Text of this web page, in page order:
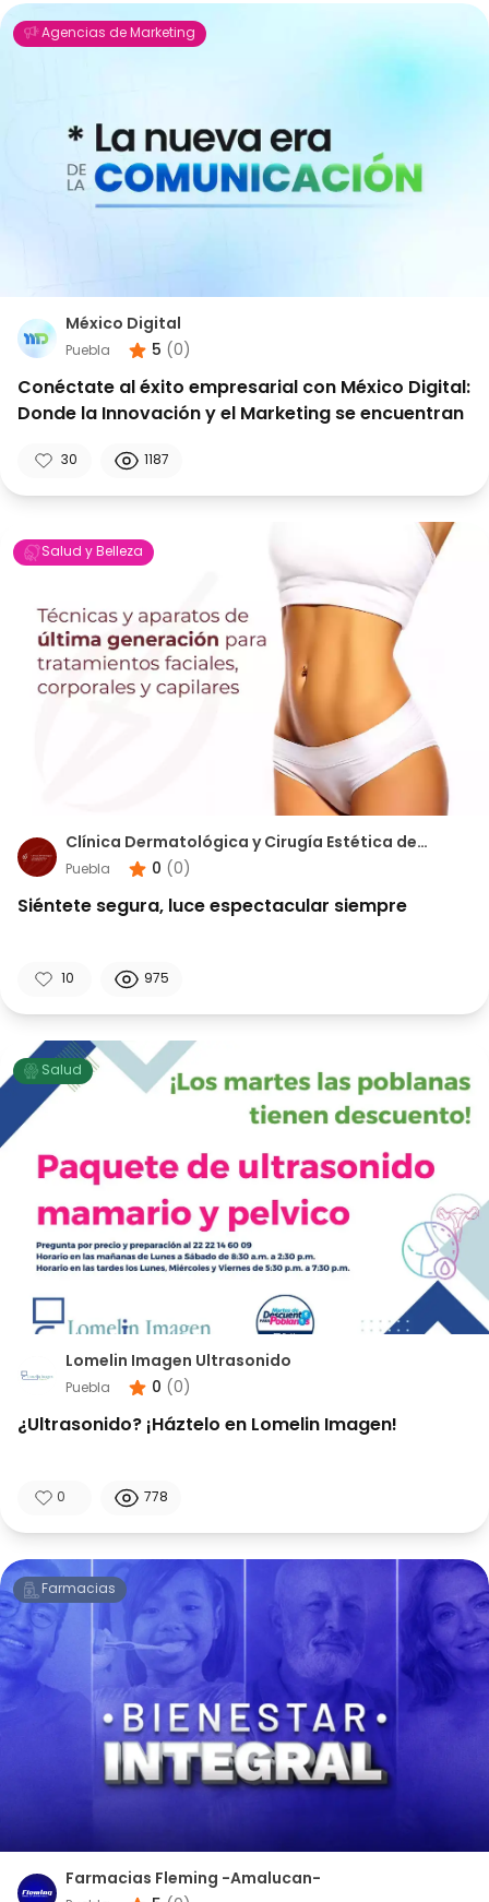
Agencias de Marketing
México Digital
Puebla 5 ( 0 )
Conéctate al éxito empresarial con México Digital:
Donde la Innovación y el Marketing se encuentran
30 1187
Salud y Belleza
Clínica Dermatológica y Cirugía Estética de
Puebla
Puebla 0 ( 0 )
Siéntete segura, luce espectacular siempre
10 975
Salud
Lomelin Imagen Ultrasonido
Puebla 0 ( 0 )
¿Ultrasonido? ¡Háztelo en Lomelin Imagen!
0 778
Farmacias
Farmacias Fleming -Amalucan-